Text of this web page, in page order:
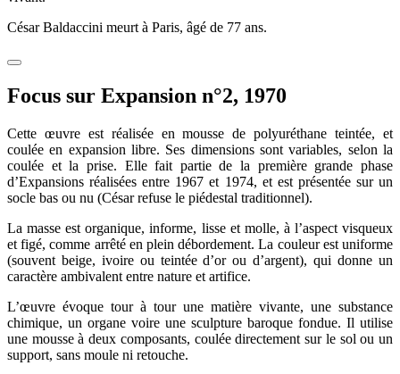
César Baldaccini meurt à Paris, âgé de 77 ans.
Focus sur Expansion n°2, 1970
Cette œuvre est réalisée en mousse de polyuréthane teintée, et
coulée en expansion libre. Ses dimensions sont variables, selon la
coulée et la prise. Elle fait partie de la première grande phase
d’Expansions réalisées entre 1967 et 1974, et est présentée sur un
socle bas ou nu (César refuse le piédestal traditionnel).
La masse est organique, informe, lisse et molle, à l’aspect visqueux
et figé, comme arrêté en plein débordement. La couleur est uniforme
(souvent beige, ivoire ou teintée d’or ou d’argent), qui donne un
caractère ambivalent entre nature et artifice.
L’œuvre évoque tour à tour une matière vivante, une substance
chimique, un organe voire une sculpture baroque fondue. Il utilise
une mousse à deux composants, coulée directement sur le sol ou un
support, sans moule ni retouche.